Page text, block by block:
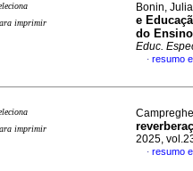
imprimir
Bonin,
e
do
Educ.
· resumo
imprimir
2025,
· resumo